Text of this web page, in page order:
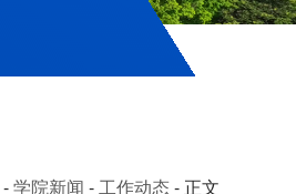
-学院新闻 -工作动态- 正文